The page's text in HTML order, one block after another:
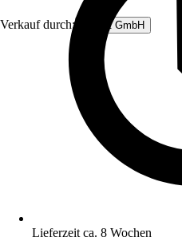
Verkauf durch: Rubart GmbH
Lieferzeit ca. 8 Wochen